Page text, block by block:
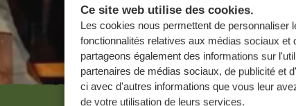
Ce site web utilise des cookies.
Les cookies nous permettent de personnaliser
fonctionnalités relatives aux médias sociaux et
partageons également des informations sur
partenaires de médias sociaux, de publicité et
ci avec d'autres informations que vous leur
de votre utilisation de leurs services.